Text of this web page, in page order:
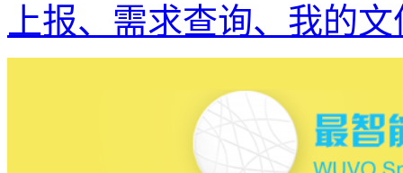
上报、需求查询、我的